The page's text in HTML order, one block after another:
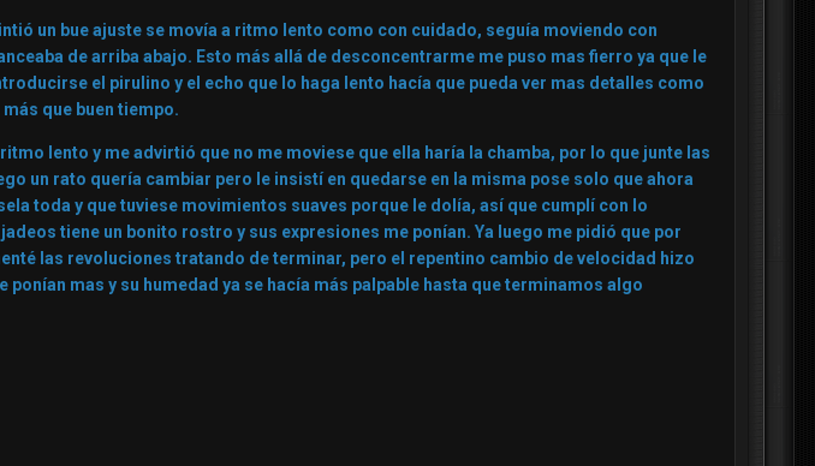
un bue ajuste se movía a ritmo lento como con cuidado, seguía moviendo con
de arriba abajo. Esto más allá de desconcentrarme me puso mas fierro ya que le
el pirulino y el echo que lo haga lento hacía que pueda ver mas detalles como
que buen tiempo.
lento y me advirtió que no me moviese que ella haría la chamba, por lo que junte las
un rato quería cambiar pero le insistí en quedarse en la misma pose solo que ahora
toda y que tuviese movimientos suaves porque le dolía, así que cumplí con lo
tiene un bonito rostro y sus expresiones me ponían. Ya luego me pidió que por
las revoluciones tratando de terminar, pero el repentino cambio de velocidad hizo
mas y su humedad ya se hacía más palpable hasta que terminamos algo